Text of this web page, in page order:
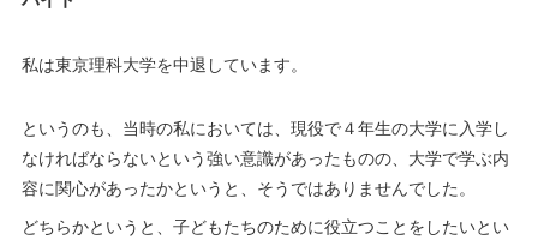
私は東京理科大学を中退しています。
というのも、当時の私においては、現役で４年生の大学に入学し
なければならないという強い意識があったものの、大学で学ぶ内
容に関心があったかというと、そうではありませんでした。
どちらかというと、子どもたちのために役立つことをしたいとい